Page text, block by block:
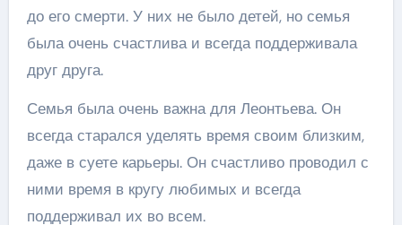
до его смерти. У них не было детей, но семья
была очень счастлива и всегда поддерживала
друг друга.
Семья была очень важна для Леонтьева. Он
всегда старался уделять время своим близким,
даже в суете карьеры. Он счастливо проводил с
ними время в кругу любимых и всегда
поддерживал их во всем.